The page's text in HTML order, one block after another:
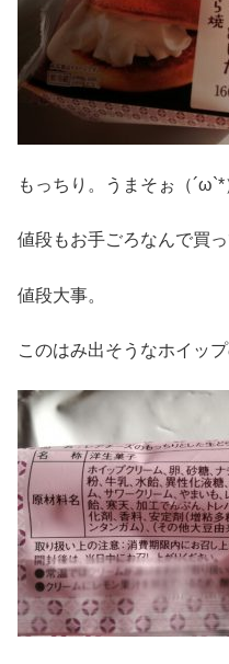
もっちり。うまそぉ（´ω`*
値段もお手ごろなんで買っ
値段大事。
このはみ出そうなホイッ